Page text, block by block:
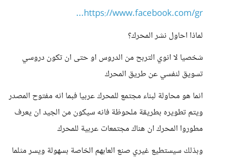
https://www.facebook.com/gr...
لماذا احاول نشر المحرك؟
شخصيا لا انوي التربح من الدروس او حتى ان تكون دروسي
تسويق لنفسي عن طريق المحرك
انما هو محاولة لبناء مجتمع للمحرك عربيا فبما انه مفتوح المصدر
ويتم تطويره بطريقة ملحوظة فانه سيكون من الجيد ان يعرف
مطوروا المحرك ان هناك مجتمعات عربية للمحرك
وبذلك سيستطيع غيري صنع العابهم الخاصة بسهولة ويسر مثلما